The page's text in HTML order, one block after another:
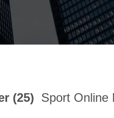
(25) Sport Online